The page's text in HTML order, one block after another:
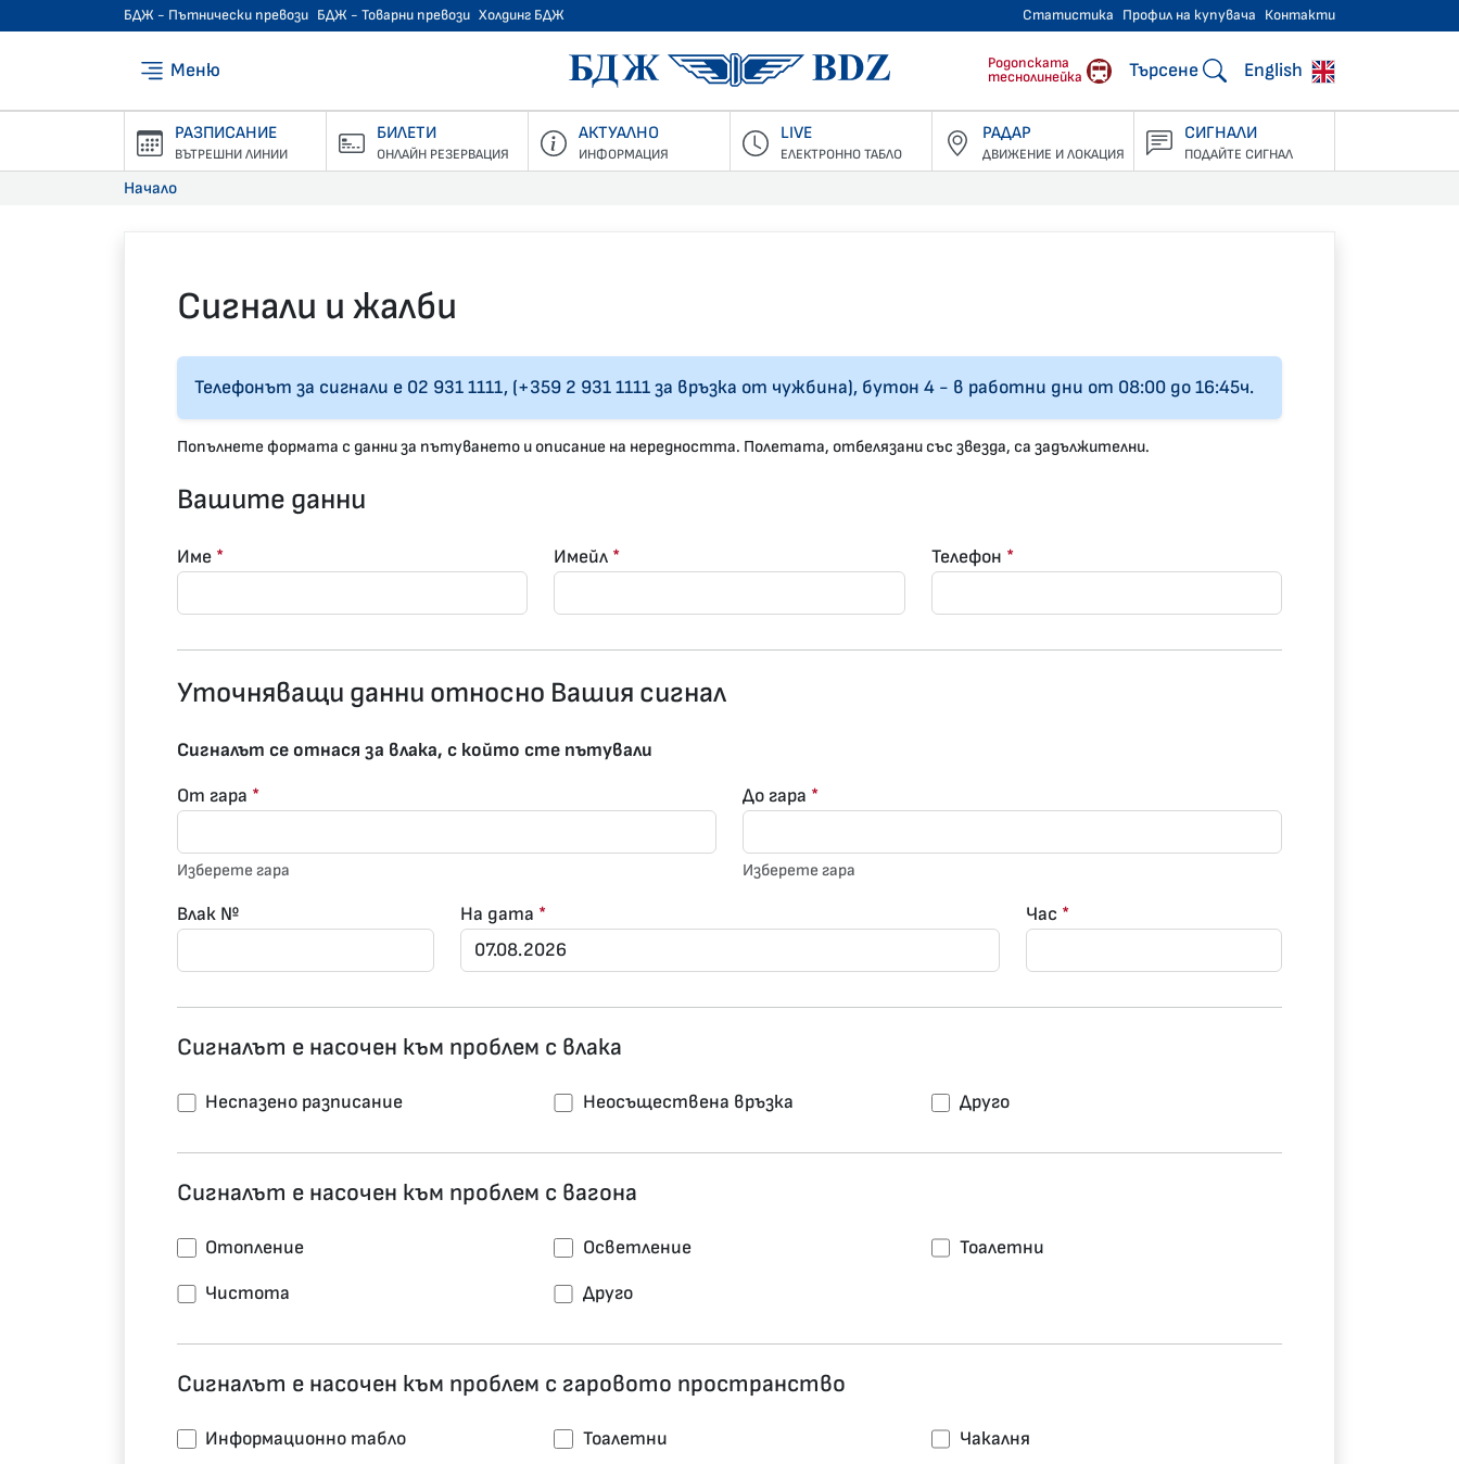
БДЖ - Пътнически превози БДЖ - Товарни превози Холдинг БДЖ Статистика Профил на купувача Контакти
Меню БДЖ - Пътнически превози
Родопската
теснолинейка
Търсене English
РАЗПИСАНИЕ
ВЪТРЕШНИ ЛИНИИ
БИЛЕТИ
ОНЛАЙН РЕЗЕРВАЦИЯ
АКТУАЛНО
ИНФОРМАЦИЯ
LIVE
ЕЛЕКТРОННО ТАБЛО
РАДАР
ДВИЖЕНИЕ И ЛОКАЦИЯ
СИГНАЛИ
ПОДАЙТЕ СИГНАЛ
Начало
Сигнали и жалби
Телефонът за сигнали е 02 931 1111, (+359 2 931 1111 за връзка от чужбина), бутон 4 - в работни дни oт 08:00 до 16:45ч.
Do not fill this field Do not fill this field Do not fill this field
Попълнете формата с данни за пътуването и описание на нередността. Полетата, отбелязани със звезда, са задължителни.
Вашите данни
Име * Имейл * Телефон *
Уточняващи данни относно Вашия сигнал
Сигналът се отнася за влака, с който сте пътували
От гара *
Изберете гара
До гара *
Изберете гара
Влак № На дата * Час *
Сигналът е насочен към проблем с влака
Неспазено разписание Неосъществена връзка Друго
Сигналът е насочен към проблем с вагона
Отопление Осветление Тоалетни
Чистота Друго
Сигналът е насочен към проблем с гаровото пространство
Информационно табло Тоалетни Чакалня